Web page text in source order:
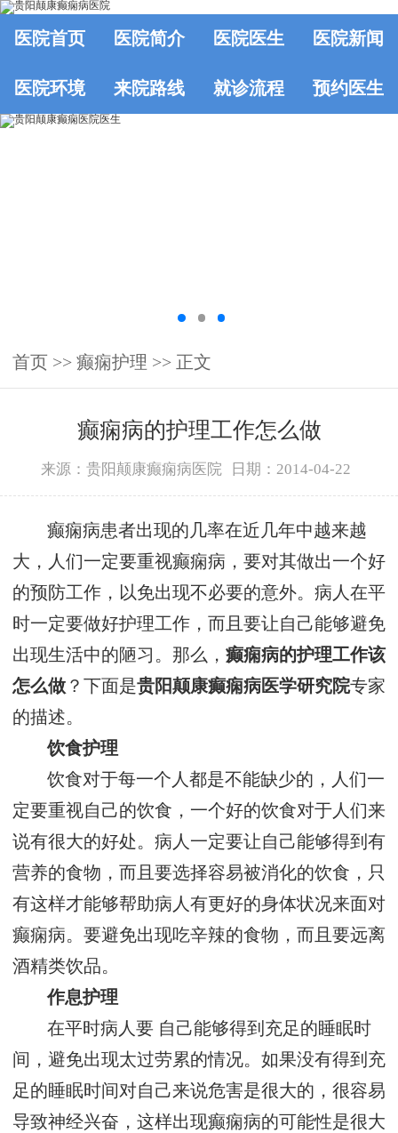
医院首页 医院简介 医院医生 医院新闻
医院环境 来院路线 就诊流程 预约医生
首页 >> 癫痫护理 >> 正文
癫痫病的护理工作怎么做
来源：贵阳颠康癫痫病医院 日期：2014-04-22
癫痫病患者出现的几率在近几年中越来越
大，人们一定要重视癫痫病，要对其做出一个好
的预防工作，以免出现不必要的意外。病人在平
时一定要做好护理工作，而且要让自己能够避免
出现生活中的陋习。那么， 癫痫病的护理工作该
怎么做 ？下面是贵阳颠康癫痫病医学研究院专家
的描述。
饮食护理
饮食对于每一个人都是不能缺少的，人们一
定要重视自己的饮食，一个好的饮食对于人们来
说有很大的好处。病人一定要让自己能够得到有
营养的食物，而且要选择容易被消化的饮食，只
有这样才能够帮助病人有更好的身体状况来面对
癫痫病。要避免出现吃辛辣的食物，而且要远离
酒精类饮品。
作息护理
在平时病人要 自己能够得到充足的睡眠时
间，避免出现太过劳累的情况。如果没有得到充
足的睡眠时间对自己来说危害是很大的，很容易
导致神经兴奋，这样出现癫痫病的可能性是很大